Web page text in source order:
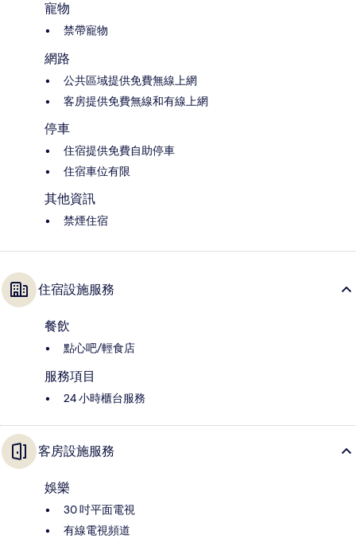
寵物
禁帶寵物
網路
公共區域提供免費無線上網
客房提供免費無線和有線上網
停車
住宿提供免費自助停車
住宿車位有限
其他資訊
禁煙住宿
住宿設施服務
餐飲
點心吧/輕食店
服務項目
24 小時櫃台服務
客房設施服務
娛樂
30 吋平面電視
有線電視頻道